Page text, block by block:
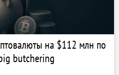
на $112 млн по
butchering